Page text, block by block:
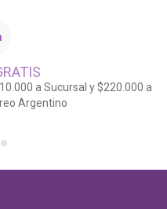
a Sucursal y $220.000 a
Argentino